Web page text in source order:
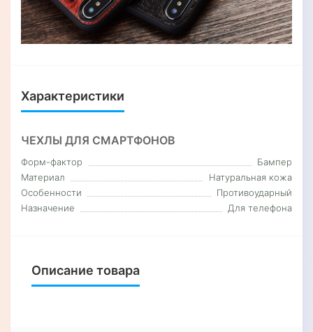
Характеристики
ЧЕХЛЫ ДЛЯ СМАРТФОНОВ
Форм-фактор
Бампер
Материал
Натуральная кожа
Особенности
Противоударный
Назначение
Для телефона
Описание товара